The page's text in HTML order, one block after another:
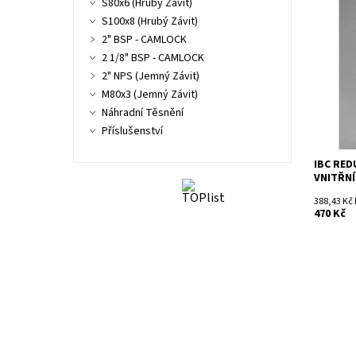
IBC
VNITŘNÍ
388,43 Kč
470 Kč
S80x6 (Hrubý Závit)
S100x8 (Hrubý Závit)
2" BSP - CAMLOCK
2 1/8" BSP - CAMLOCK
2" NPS (Jemný Závit)
M80x3 (Jemný Závit)
Náhradní Těsnění
Příslušenství